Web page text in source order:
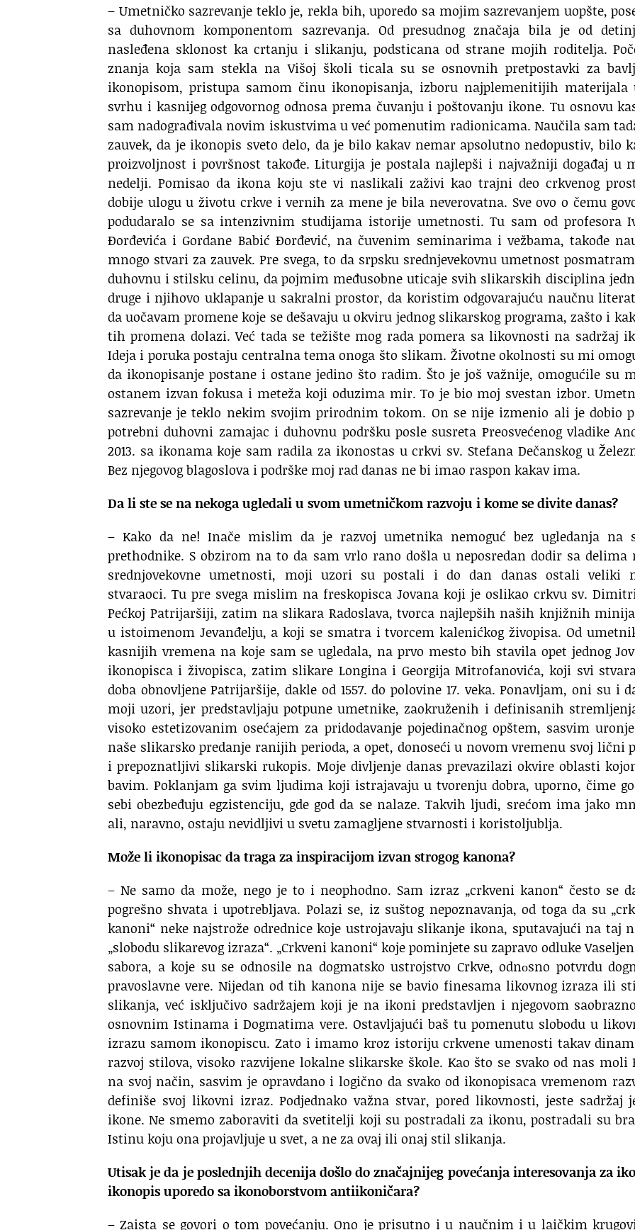
– Umetničko sazrevanje teklo je, rekla bih, uporedo sa mojim sazrevanjem uopšte,
sa duhovnom komponentom sazrevanja. Od presudnog značaja bila je od
nasleđena sklonost ka crtanju i slikanju, podsticana od strane mojih roditelja.
znanja koja sam stekla na Višoj školi ticala su se osnovnih pretpostavki za
ikonopisom, pristupa samom činu ikonopisanja, izboru najplemenitijih
svrhu i kasnijeg odgovornog odnosa prema čuvanju i poštovanju ikone. Tu osnovu
sam nadograđivala novim iskustvima u već pomenutim radionicama. Naučila sam
zauvek, da je ikonopis sveto delo, da je bilo kakav nemar apsolutno nedopustiv, bilo
proizvoljnost i površnost takođe. Liturgija je postala najlepši i najvažniji događaj u
nedelji. Pomisao da ikona koju ste vi naslikali zaživi kao trajni deo crkvenog
dobije ulogu u životu crkve i vernih za mene je bila neverovatna. Sve ovo o čemu
podudaralo se sa intenzivnim studijama istorije umetnosti. Tu sam od profesora
Đorđevića i Gordane Babić Đorđević, na čuvenim seminarima i vežbama, takođe
mnogo stvari za zauvek. Pre svega, to da srpsku srednjevekovnu umetnost
duhovnu i stilsku celinu, da pojmim međusobne uticaje svih slikarskih disciplina
druge i njihovo uklapanje u sakralni prostor, da koristim odgovarajuću naučnu
da uočavam promene koje se dešavaju u okviru jednog slikarskog programa, zašto i
tih promena dolazi. Već tada se težište mog rada pomera sa likovnosti na sadržaj
Ideja i poruka postaju centralna tema onoga što slikam. Životne okolnosti su mi
da ikonopisanje postane i ostane jedino što radim. Što je još važnije, omogućile su
ostanem izvan fokusa i meteža koji oduzima mir. To je bio moj svestan izbor.
sazrevanje je teklo nekim svojim prirodnim tokom. On se nije izmenio ali je dobio
potrebni duhovni zamajac i duhovnu podršku posle susreta Preosvećenog vladike
2013. sa ikonama koje sam radila za ikonostas u crkvi sv. Stefana Dečanskog u
Bez njegovog blagoslova i podrške moj rad danas ne bi imao raspon kakav ima.
Da li ste se na nekoga ugledali u svom umetničkom razvoju i kome se divite danas?
– Kako da ne! Inače mislim da je razvoj umetnika nemoguć bez ugledanja na
prethodnike. S obzirom na to da sam vrlo rano došla u neposredan dodir sa delima
srednjovekovne umetnosti, moji uzori su postali i do dan danas ostali veliki
stvaraoci. Tu pre svega mislim na freskopisca Jovana koji je oslikao crkvu sv.
Pećkoj Patrijaršiji, zatim na slikara Radoslava, tvorca najlepših naših knjižnih
u istoimenom Jevanđelju, a koji se smatra i tvorcem kalenićkog živopisa. Od
kasnijih vremena na koje sam se ugledala, na prvo mesto bih stavila opet jednog
ikonopisca i živopisca, zatim slikare Longina i Georgija Mitrofanovića, koji svi
doba obnovljene Patrijaršije, dakle od 1557. do polovine 17. veka. Ponavljam, oni su i
moji uzori, jer predstavljaju potpune umetnike, zaokruženih i definisanih
visoko estetizovanim osećajem za pridodavanje pojedinačnog opštem, sasvim
naše slikarsko predanje ranijih perioda, a opet, donoseći u novom vremenu svoj lični
i prepoznatljivi slikarski rukopis. Moje divljenje danas prevazilazi okvire oblasti
bavim. Poklanjam ga svim ljudima koji istrajavaju u tvorenju dobra, uporno, čime
sebi obezbeđuju egzistenciju, gde god da se nalaze. Takvih ljudi, srećom ima jako
ali, naravno, ostaju nevidljivi u svetu zamagljene stvarnosti i koristoljublja.
Može li ikonopisac da traga za inspiracijom izvan strogog kanona?
– Ne samo da može, nego je to i neophodno. Sam izraz „crkveni kanon“ često se
pogrešno shvata i upotrebljava. Polazi se, iz suštog nepoznavanja, od toga da su
kanoni“ neke najstrože odrednice koje ustrojavaju slikanje ikona, sputavajući na taj
„slobodu slikarevog izraza“. „Crkveni kanoni“ koje pominjete su zapravo odluke
sabora, a koje su se odnosile na dogmatsko ustrojstvo Crkve, odnоsno potvrdu
pravoslavne vere. Nijedan od tih kanona nije se bavio finesama likovnog izraza ili
slikanja, već isključivo sadržajem koji je na ikoni predstavljen i njegovom
osnovnim Istinama i Dogmatima vere. Ostavljajući baš tu pomenutu slobodu u
izrazu samom ikonopiscu. Zato i imamo kroz istoriju crkvene umenosti takav
razvoj stilova, visoko razvijene lokalne slikarske škole. Kao što se svako od nas moli
na svoj način, sasvim je opravdano i logično da svako od ikonopisaca vremenom
definiše svoj likovni izraz. Podjednako važna stvar, pored likovnosti, jeste sadržaj
ikone. Ne smemo zaboraviti da svetitelji koji su postradali za ikonu, postradali su
Istinu koju ona projavljuje u svet, a ne za ovaj ili onaj stil slikanja.
Utisak je da je poslednjih decenija došlo do značajnijeg povećanja interesovanja za
ikonopis uporedo sa ikonoborstvom antiikoničara?
– Zaista se govori o tom povećanju. Ono je prisutno i u naučnim i u laičkim